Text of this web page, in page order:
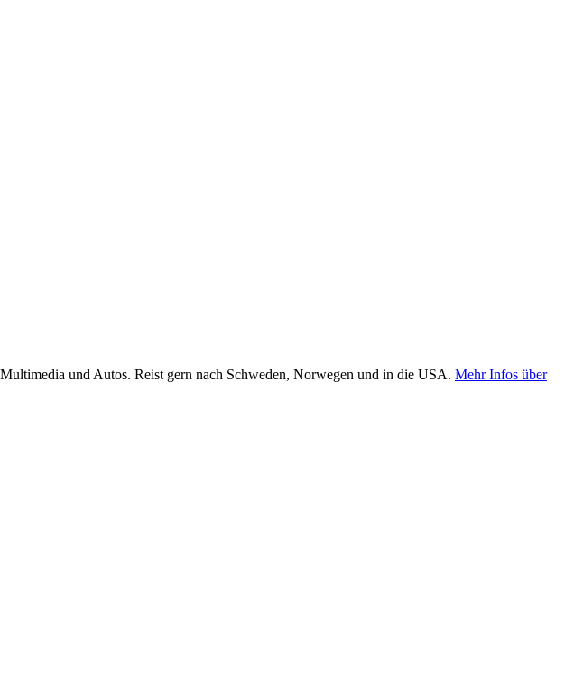
und Autos. Reist gern nach Schweden, Norwegen und in die USA. Mehr Infos über